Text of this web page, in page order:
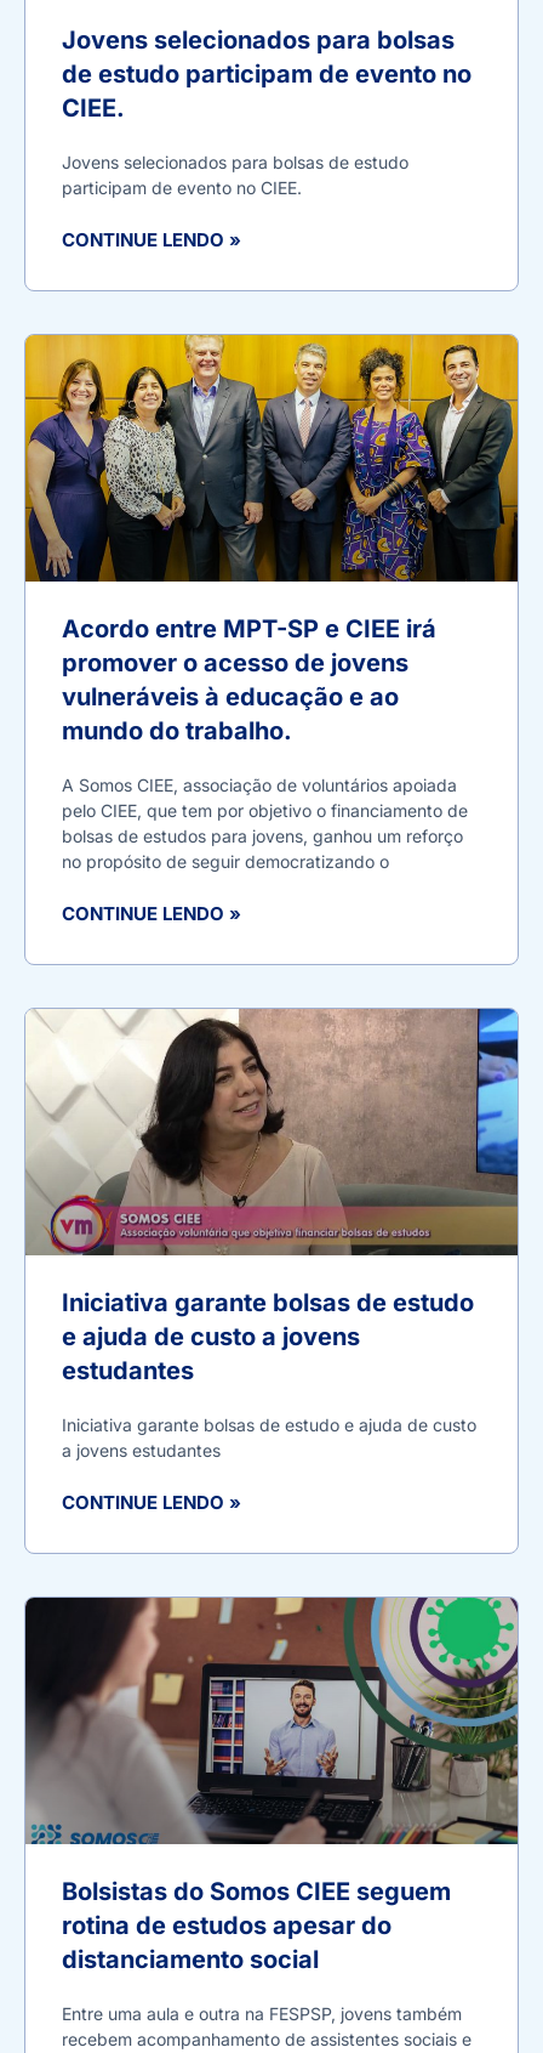
Jovens selecionados para bolsas
de estudo participam de evento no
CIEE.
Jovens selecionados para bolsas de estudo
participam de evento no CIEE.
CONTINUE LENDO »
Acordo entre MPT-SP e CIEE irá
promover o acesso de jovens
vulneráveis à educação e ao
mundo do trabalho.
A Somos CIEE, associação de voluntários apoiada
pelo CIEE, que tem por objetivo o financiamento de
bolsas de estudos para jovens, ganhou um reforço
no propósito de seguir democratizando o
CONTINUE LENDO »
Iniciativa garante bolsas de estudo
e ajuda de custo a jovens
estudantes
Iniciativa garante bolsas de estudo e ajuda de custo
a jovens estudantes
CONTINUE LENDO »
Bolsistas do Somos CIEE seguem
rotina de estudos apesar do
distanciamento social
Entre uma aula e outra na FESPSP, jovens também
recebem acompanhamento de assistentes sociais e